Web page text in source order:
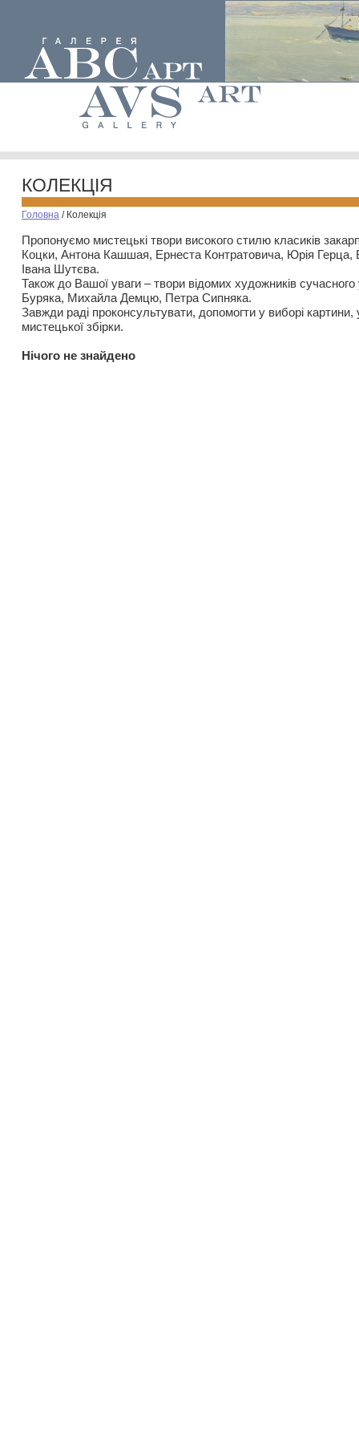
КОЛЕКЦІЯ
Головна / Колекція
Пропонуємо мистецькі твори високого стилю класиків
Коцки, Антона Кашшая, Ернеста Контратовича, Юрія
Івана Шутєва.
Також до Вашої уваги – твори відомих художників
Буряка, Михайла Демцю, Петра Сипняка.
Завжди раді проконсультувати, допомогти у виборі картини,
мистецької збірки.
Нiчого не знайдено